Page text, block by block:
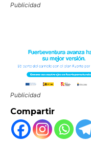
Publicidad
Publicidad
Compartir